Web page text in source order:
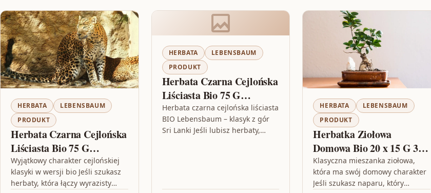
HERBATA
LEBENSBAUM
PRODUKT
Herbata Czarna Cejlońska
Liściasta Bio 75 G
Lebensbaum
Wyjątkowy charakter cejlońskiej
klasyki w wersji bio Jeśli szukasz
herbaty, która łączy wyrazisty
HERBATA
LEBENSBAUM
PRODUKT
Herbata Czarna Cejlońska
Liściasta Bio 75 G
Lebensbaum
Herbata czarna cejlońska liściasta
BIO Lebensbaum – klasyk z gór
Sri Lanki Jeśli lubisz herbaty,
HERBATA
LEBENSBAUM
PRODUKT
Herbatka Ziołowa
Domowa Bio 20 x 15 G 30g
Lebensbaum
Klasyczna mieszanka ziołowa,
która ma swój domowy charakter
Jeśli szukasz naparu, który